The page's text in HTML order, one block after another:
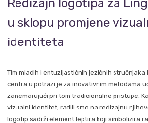
Redizajn logotipa za
u sklopu promjene
identiteta
Tim mladih i entuzijastičnih jezičnih stručnjaka
centra u potrazi je za inovativnim metodama
zanemarujući pri tom tradicionalne pristupe.
vizualni identitet, radili smo na redizajnu
logotip sadrži element leptira koji simbolizira